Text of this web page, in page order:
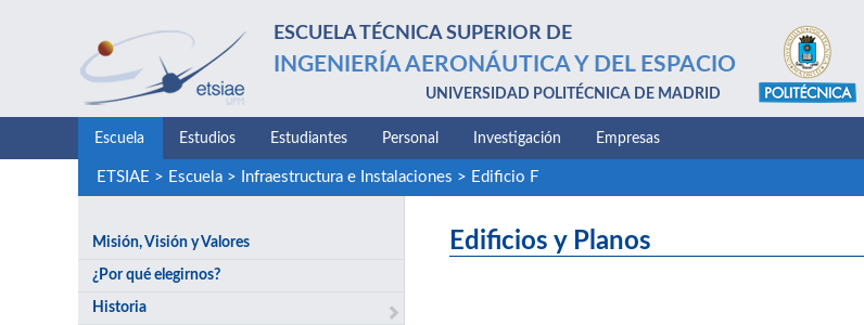
ESCUELA TÉCNICA SUPERIOR DE
INGENIERÍA AERONÁUTICA Y DEL ESPACIO
UNIVERSIDAD POLITÉCNICA DE MADRID
Escuela Estudios Estudiantes Personal Investigación Empresas
ETSIAE > Escuela> Infraestructura e Instalaciones > Edificio F
Misión, Visión y Valores
¿Por qué elegirnos?
Historia
Edificios y Planos